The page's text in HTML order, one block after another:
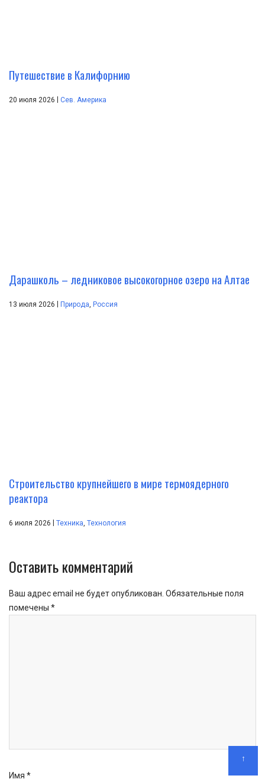
Путешествие в Калифорнию
20 июля 2026 | Сев. Америка
Дарашколь – ледниковое высокогорное озеро на Алтае
13 июля 2026 | Природа Россия
Строительство крупнейшего в мире термоядерного
реактора
6 июля 2026 Техника, Технология
Оставить комментарий
Ваш адрес email не будет опубликован. Обязательные поля
помечены *
Имя *
↑